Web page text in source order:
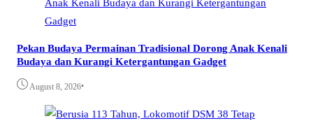
Pekan Budaya Permainan Tradisional Dorong Anak Kenali
Budaya dan Kurangi Ketergantungan Gadget
August 8, 2026•